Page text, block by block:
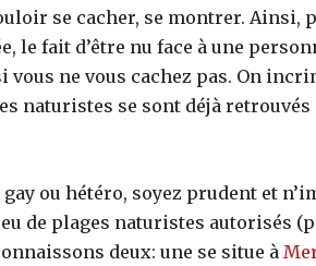
se cacher, se montrer. Ainsi,
le fait d’être nu face à une
ne vous cachez pas. On
naturistes se sont déjà
ou hétéro, soyez prudent et
de plages naturistes autorisés
deux: une se situe à